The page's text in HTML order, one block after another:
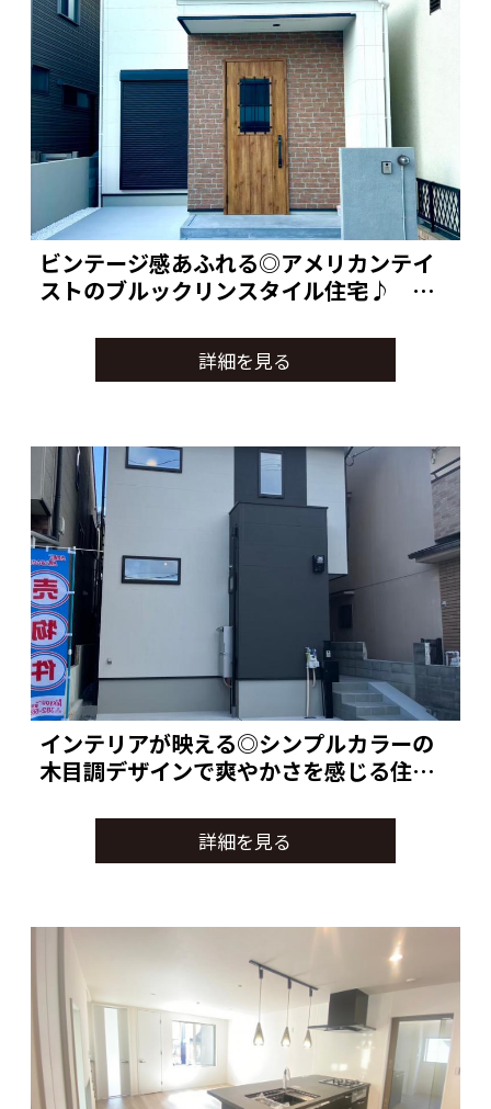
水回りも高機能＆デザイン性を両立し、毎日
の家事や暮らしを快適に支えます。
トイレや浴室、照明に至るまで細やかなこだ
わりが詰まっており、
“自分らしい暮らし”を求める方にぴったりの
住まいです。
ビンテージ感あふれる◎アメリカンテイ
ストのブルックリンスタイル住宅♪ 京
詳細を見る
インテリアが映える◎シンプルカラーの
木目調デザインで爽やかさを感じる住宅
詳細を見る